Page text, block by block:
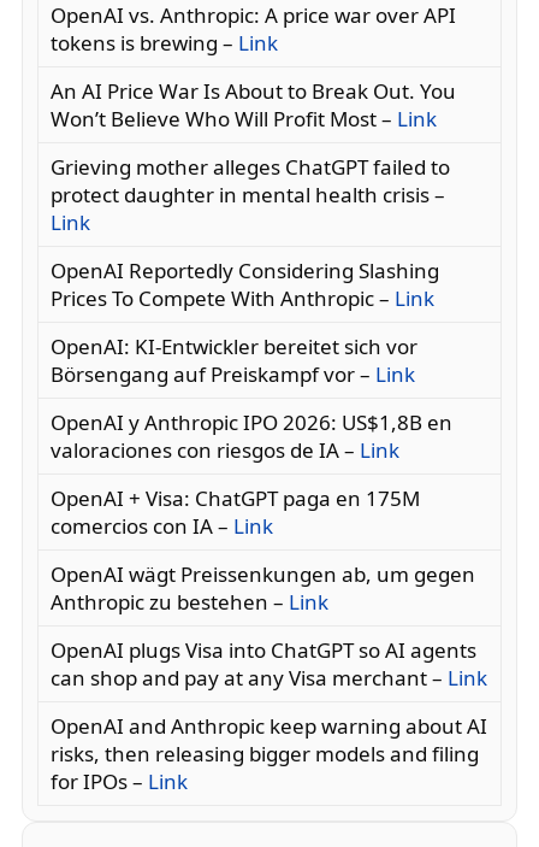
OpenAI vs. Anthropic: A price war over API
tokens is brewing – Link
An AI Price War Is About to Break Out. You
Won’t Believe Who Will Profit Most – Link
Grieving mother alleges ChatGPT failed to
protect daughter in mental health crisis –
Link
OpenAI Reportedly Considering Slashing
Prices To Compete With Anthropic – Link
OpenAI: KI-Entwickler bereitet sich vor
Börsengang auf Preiskampf vor – Link
OpenAI y Anthropic IPO 2026: US$1,8B en
valoraciones con riesgos de IA – Link
OpenAI + Visa: ChatGPT paga en 175M
comercios con IA – Link
OpenAI wägt Preissenkungen ab, um gegen
Anthropic zu bestehen – Link
OpenAI plugs Visa into ChatGPT so AI agents
can shop and pay at any Visa merchant – Link
OpenAI and Anthropic keep warning about AI
risks, then releasing bigger models and filing
for IPOs – Link